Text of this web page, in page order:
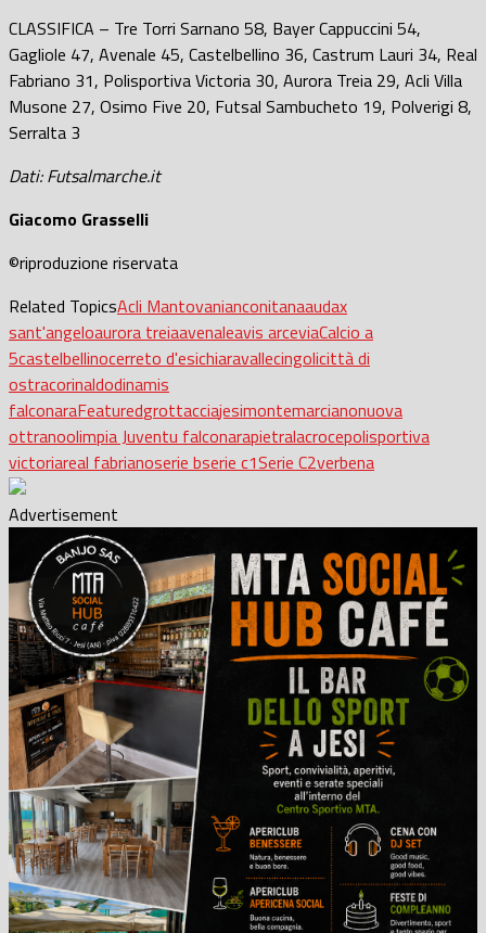
CLASSIFICA – Tre Torri Sarnano 58, Bayer Cappuccini 54,
Gagliole 47, Avenale 45, Castelbellino 36, Castrum Lauri 34, Real
Fabriano 31, Polisportiva Victoria 30, Aurora Treia 29, Acli Villa
Musone 27, Osimo Five 20, Futsal Sambucheto 19, Polverigi 8,
Serralta 3
Dati: Futsalmarche.it
Giacomo Grasselli
©riproduzione riservata
Related TopicsAcli Mantovanianconitanaaudax
sant'angeloaurora treiaavenaleavis arceviaCalcio a
5castelbellinocerreto d'esichiaravallecingolicittà di
ostracorinaldodinamis
falconaraFeaturedgrottacciajesimontemarcianonuova
ottranoolimpia Juventu falconarapietralacrocepolisportiva
victoriareal fabrianoserie bserie c1Serie C2verbena
Advertisement